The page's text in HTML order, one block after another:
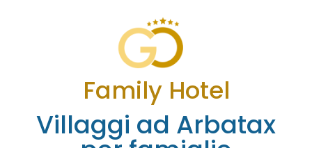
Family Hotel
Villaggi ad Arbatax